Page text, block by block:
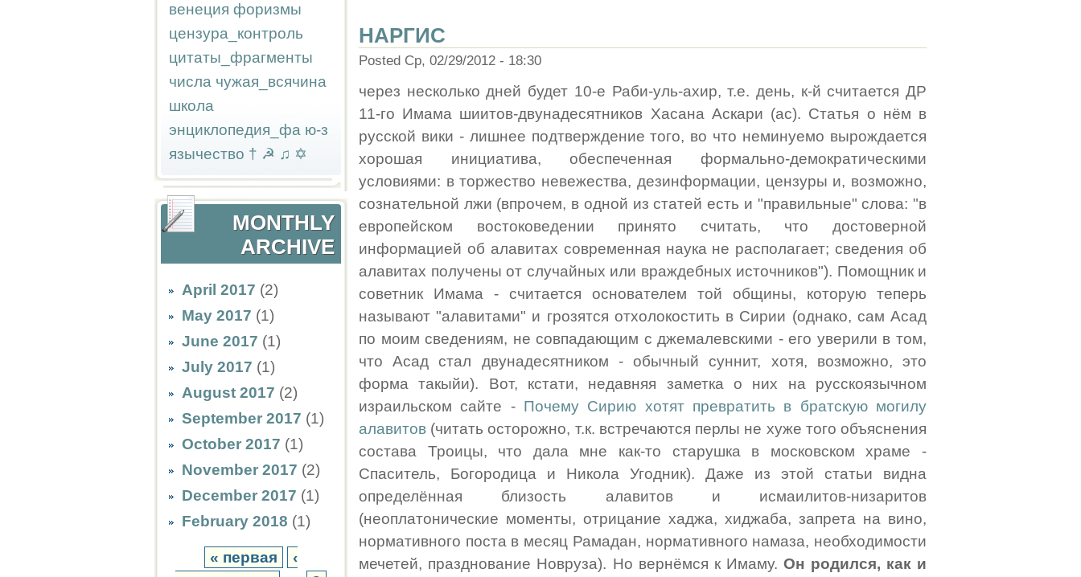
венеция форизмы
цензура_контроль
цитаты_фрагменты
числа чужая_всячина
школа
энциклопедия_фа ю-з
язычество † ☭ ♫ ✡
MONTHLY
ARCHIVE
April 2017 (2)
May 2017 (1)
June 2017 (1)
July 2017 (1)
August 2017 (2)
September 2017 (1)
October 2017 (1)
November 2017 (2)
December 2017 (1)
February 2018 (1)
« первая
‹
НАРГИС
Posted Ср, 02/29/2012 - 18:30
через несколько дней будет 10-е Раби-уль-ахир, т.е. день, к-й считается ДР
11-го Имама шиитов-двунадесятников Хасана Аскари (ас). Статья о нём в
русской вики - лишнее подтверждение того, во что неминуемо вырождается
хорошая инициатива, обеспеченная формально-демократическими
условиями: в торжество невежества, дезинформации, цензуры и, возможно,
сознательной лжи (впрочем, в одной из статей есть и "правильные" слова: "в
европейском востоковедении принято считать, что достоверной
информацией об алавитах современная наука не располагает; сведения об
алавитах получены от случайных или враждебных источников"). Помощник и
советник Имама - считается основателем той общины, которую теперь
называют "алавитами" и грозятся отхолокостить в Сирии (однако, сам Асад
по моим сведениям, не совпадающим с джемалевскими - его уверили в том,
что Асад стал двунадесятником - обычный суннит, хотя, возможно, это
форма такыйи). Вот, кстати, недавняя заметка о них на русскоязычном
израильском сайте - Почему Сирию хотят превратить в братскую могилу
алавитов (читать осторожно, т.к. встречаются перлы не хуже того объяснения
состава Троицы, что дала мне как-то старушка в московском храме -
Спаситель, Богородица и Никола Угодник). Даже из этой статьи видна
определённая близость алавитов и исмаилитов-низаритов
(неоплатонические моменты, отрицание хаджа, хиджаба, запрета на вино,
нормативного поста в месяц Рамадан, нормативного намаза, необходимости
мечетей, празднование Новруза). Но вернёмся к Имаму.Он родился, как и